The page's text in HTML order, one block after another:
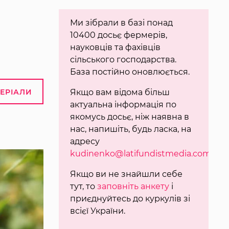
Ми зібрали в базі понад
10400 досьє фермерів,
науковців та фахівців
сільського господарства.
База постійно оновлюється.
Якщо вам відома більш
актуальна інформація по
якомусь досьє, ніж наявна в
нас, напишіть, будь ласка, на
адресу
kudinenko@latifundistmedia.com
Якщо ви не знайшли себе
тут, то заповніть анкетуі
приєднуйтесь до куркулів зі
всієї України.